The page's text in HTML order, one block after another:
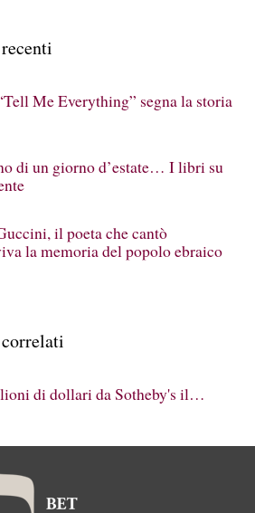
Me Everything” segna la storia
di un giorno d’estate… I libri su
il poeta che cantò
la memoria del popolo ebraico
di dollari da Sotheby's il…